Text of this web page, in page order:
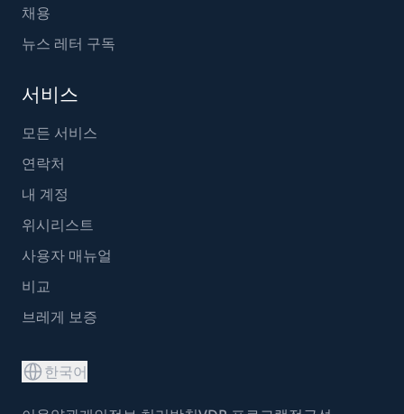
채용
뉴스 레터 구독
서비스
모든 서비스
연락처
내 계정
위시리스트
사용자 매뉴얼
비교
브레게 보증
한국어